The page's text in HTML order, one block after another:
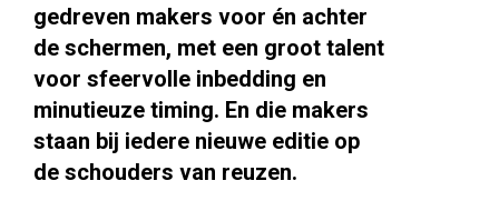
gedreven makers voor én achter
de schermen, met een groot talent
voor sfeervolle inbedding en
minutieuze timing. En die makers
staan bij iedere nieuwe editie op
de schouders van reuzen.